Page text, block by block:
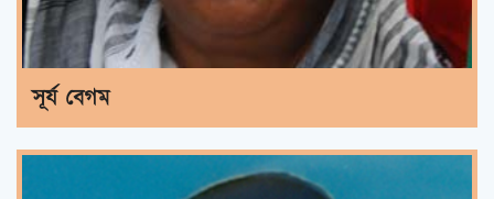
সূর্য বেগম